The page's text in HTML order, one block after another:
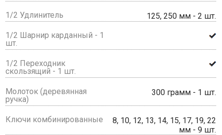
1/2 Удлинитель 125, 250 мм - 2 шт.
1/2 Шарнир карданный - 1
шт.
1/2 Переходник
скользящий - 1 шт.
Молоток (деревянная
ручка)
300 грамм - 1 шт.
Ключи комбинированные
8, 10, 12, 13, 14, 15, 17, 19, 22
мм - 9 шт.